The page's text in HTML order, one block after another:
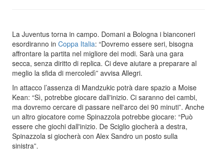
La Juventus torna in campo. Domani a Bologna i bianconeri
esordiranno in Coppa Italia: “Dovremo essere seri, bisogna
affrontare la partita nel migliore dei modi. Sarà una gara
secca, senza diritto di replica. Ci deve aiutare a preparare al
meglio la sfida di mercoledì” avvisa Allegri.
In attacco l’assenza di Mandzukic potrà dare spazio a Moise
Kean: “Sì, potrebbe giocare dall'inizio. Ci saranno dei cambi,
ma dovremo cercare di passare nell'arco dei 90 minuti”. Anche
un altro giocatore come Spinazzola potrebbe giocare: “Può
essere che giochi dall'inizio. De Sciglio giocherà a destra,
Spinazzola si giocherà con Alex Sandro un posto sulla
sinistra”.